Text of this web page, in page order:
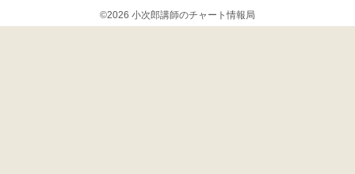
©2026 小次郎講師のチャート情報局